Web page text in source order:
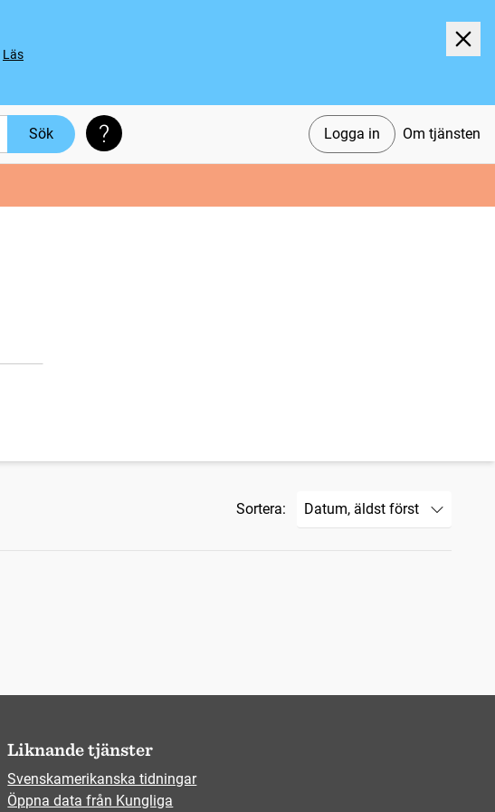
Läs
Logga in Om tjänsten
Sök Söktips
Sortera:
Liknande tjänster
Svenskamerikanska tidningar
Öppna data från Kungliga